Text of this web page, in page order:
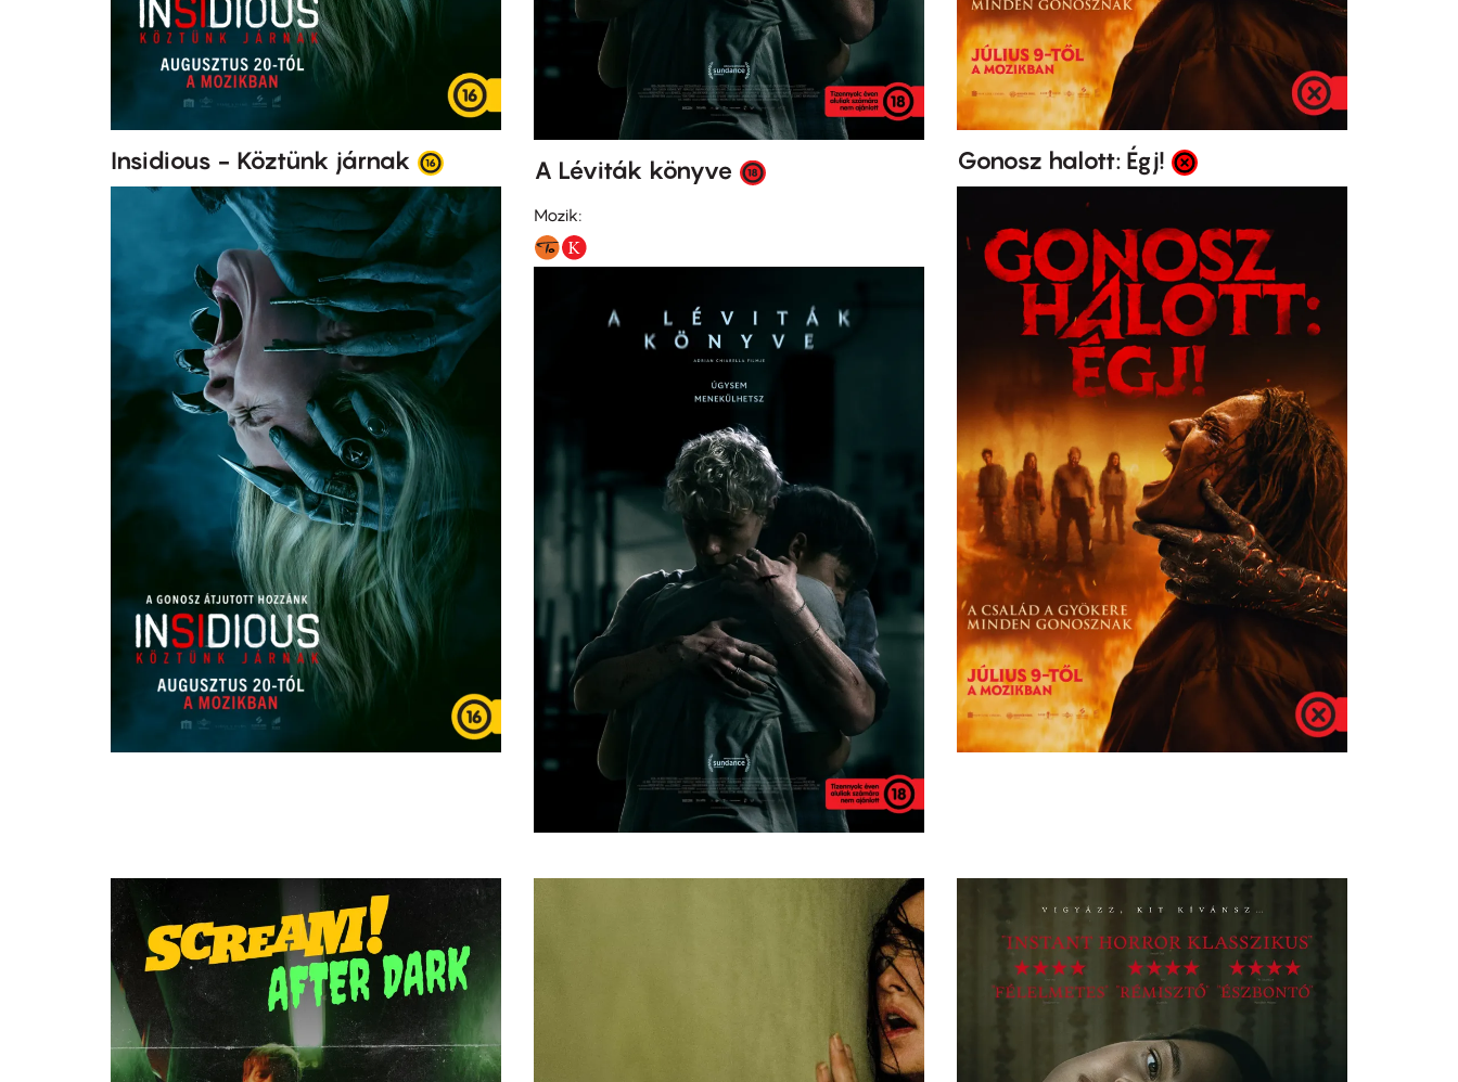
Insidious - Köztünk járnak A Léviták könyve
Mozik:
Gonosz halott: Égj!